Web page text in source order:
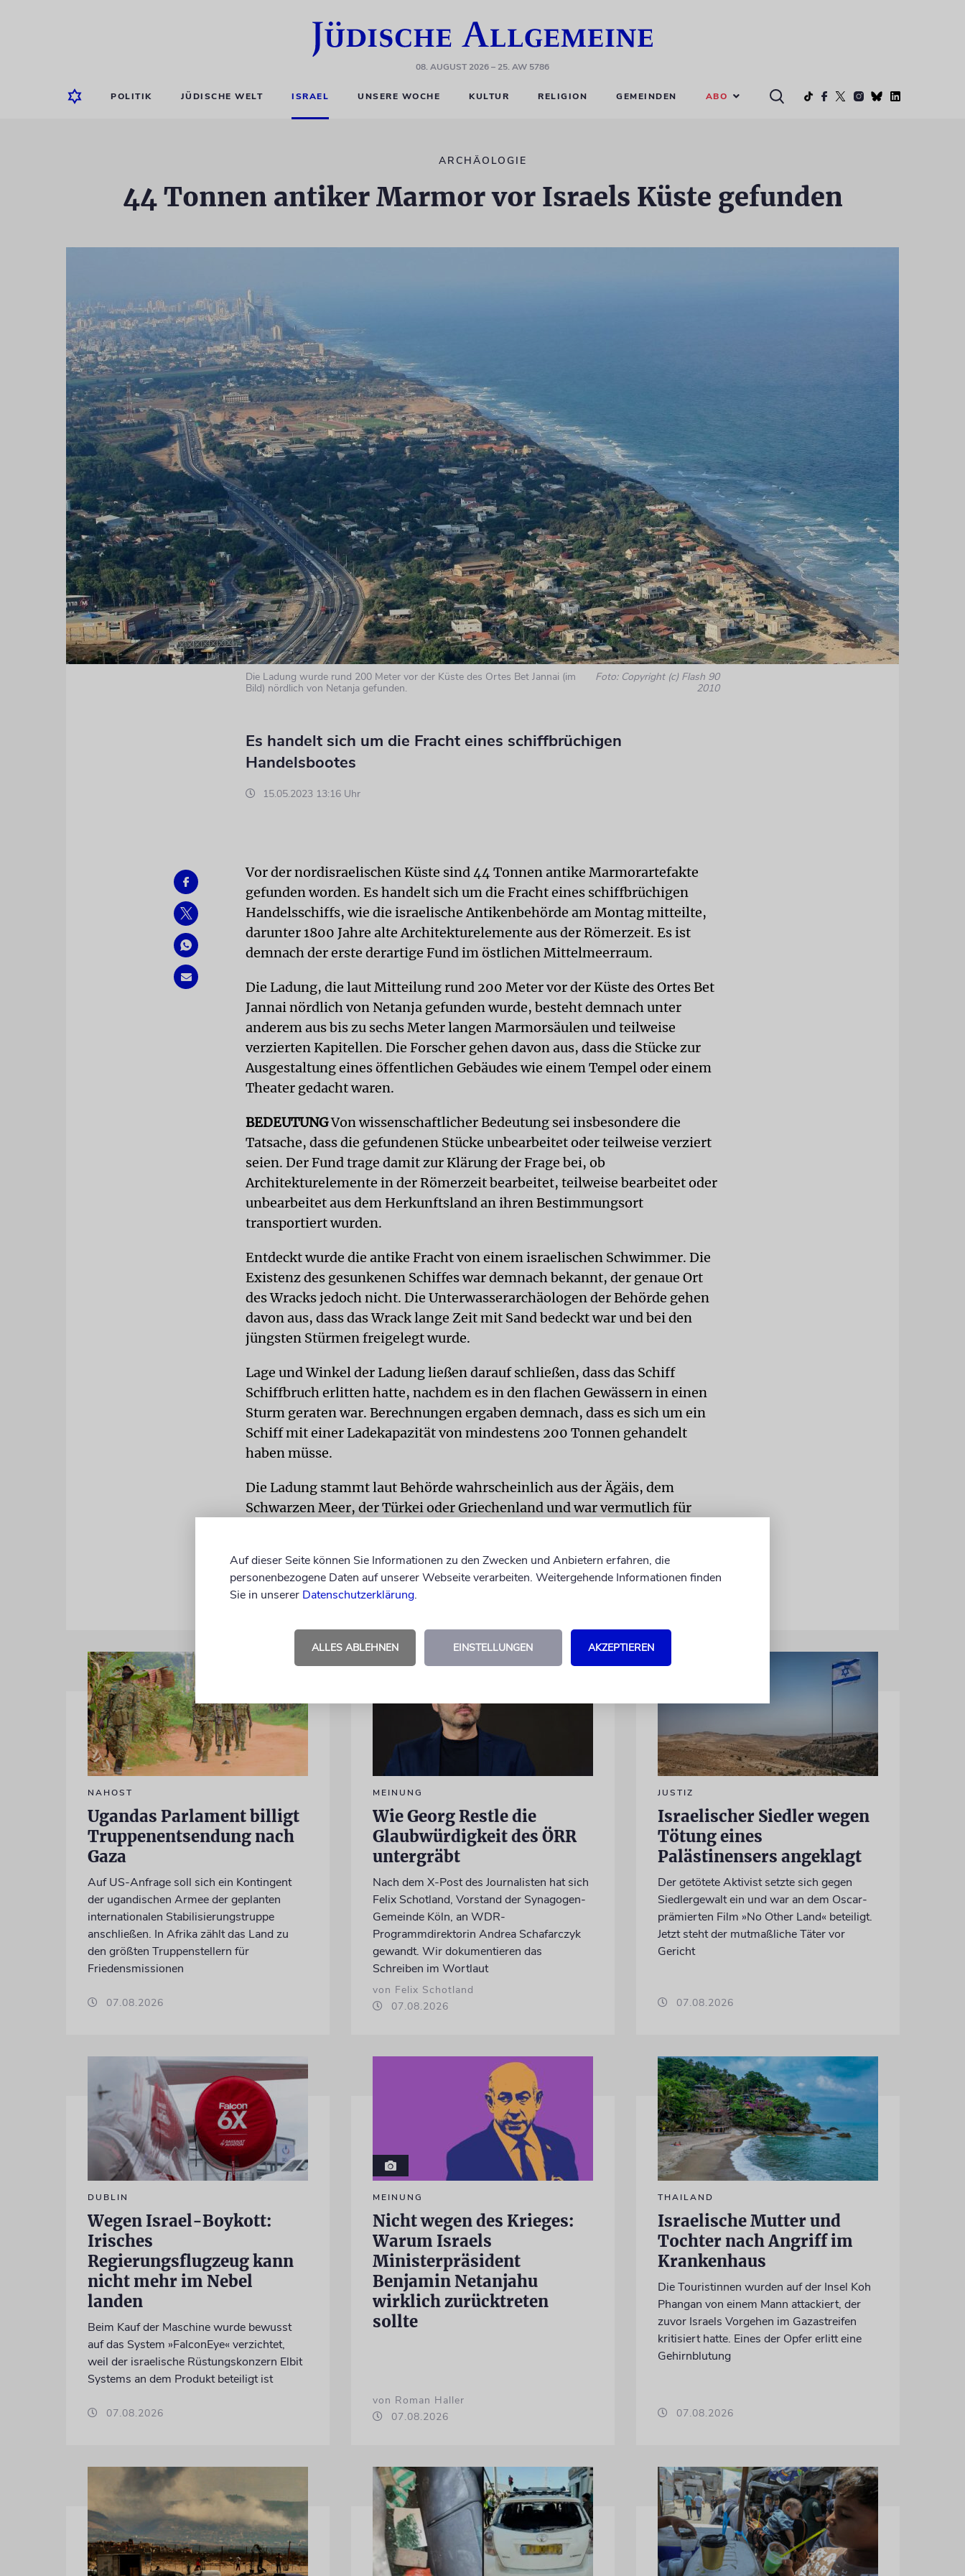
08. AUGUST 2026– 25. AW 5786
POLITIK JÜDISCHE WELT ISRAEL UNSERE WOCHE KULTUR RELIGION GEMEINDEN ABO
ARCHÄOLOGIE
44 Tonnen antiker Marmor vor Israels Küste gefunden
Die Ladung wurde rund 200 Meter vor der Küste des Ortes Bet Jannai (im
Bild) nördlich von Netanja gefunden.
Foto: Copyright (c) Flash 90
2010
Es handelt sich um die Fracht eines schiffbrüchigen
Handelsbootes
15.05.2023 13:16 Uhr
Vor der nordisraelischen Küste sind 44 Tonnen antike Marmorartefakte
gefunden worden. Es handelt sich um die Fracht eines schiffbrüchigen
Handelsschiffs, wie die israelische Antikenbehörde am Montag mitteilte,
darunter 1800 Jahre alte Architekturelemente aus der Römerzeit. Es ist
demnach der erste derartige Fund im östlichen Mittelmeerraum.
Die Ladung, die laut Mitteilung rund 200 Meter vor der Küste des Ortes Bet
Jannai nördlich von Netanja gefunden wurde, besteht demnach unter
anderem aus bis zu sechs Meter langen Marmorsäulen und teilweise
verzierten Kapitellen. Die Forscher gehen davon aus, dass die Stücke zur
Ausgestaltung eines öffentlichen Gebäudes wie einem Tempel oder einem
Theater gedacht waren.
BEDEUTUNGVon wissenschaftlicher Bedeutung sei insbesondere die
Tatsache, dass die gefundenen Stücke unbearbeitet oder teilweise verziert
seien. Der Fund trage damit zur Klärung der Frage bei, ob
Architekturelemente in der Römerzeit bearbeitet, teilweise bearbeitet oder
unbearbeitet aus dem Herkunftsland an ihren Bestimmungsort
transportiert wurden.
Entdeckt wurde die antike Fracht von einem israelischen Schwimmer. Die
Existenz des gesunkenen Schiffes war demnach bekannt, der genaue Ort
des Wracks jedoch nicht. Die Unterwasserarchäologen der Behörde gehen
davon aus, dass das Wrack lange Zeit mit Sand bedeckt war und bei den
jüngsten Stürmen freigelegt wurde.
Lage und Winkel der Ladung ließen darauf schließen, dass das Schiff
Schiffbruch erlitten hatte, nachdem es in den flachen Gewässern in einen
Sturm geraten war. Berechnungen ergaben demnach, dass es sich um ein
Schiff mit einer Ladekapazität von mindestens 200 Tonnen gehandelt
haben müsse.
Die Ladung stammt laut Behörde wahrscheinlich aus der Ägäis, dem
Schwarzen Meer, der Türkei oder Griechenland und war vermutlich für
NAHOST
Ugandas Parlament billigt
Truppenentsendung nach
Gaza
Auf US-Anfrage soll sich ein Kontingent
der ugandischen Armee der geplanten
internationalen Stabilisierungstruppe
anschließen. In Afrika zählt das Land zu
den größten Truppenstellern für
Friedensmissionen
07.08.2026
MEINUNG
Wie Georg Restle die
Glaubwürdigkeit des ÖRR
untergräbt
Nach dem X-Post des Journalisten hat sich
Felix Schotland, Vorstand der Synagogen-
Gemeinde Köln, an WDR-
Programmdirektorin Andrea Schafarczyk
gewandt. Wir dokumentieren das
Schreiben im Wortlaut
von Felix Schotland
07.08.2026
JUSTIZ
Israelischer Siedler wegen
Tötung eines
Palästinensers angeklagt
Der getötete Aktivist setzte sich gegen
Siedlergewalt ein und war an dem Oscar-
prämierten Film »No Other Land« beteiligt.
Jetzt steht der mutmaßliche Täter vor
Gericht
07.08.2026
DUBLIN
Wegen Israel-Boykott:
Irisches
Regierungsflugzeug kann
nicht mehr im Nebel
landen
Beim Kauf der Maschine wurde bewusst
auf das System »FalconEye« verzichtet,
weil der israelische Rüstungskonzern Elbit
Systems an dem Produkt beteiligt ist
07.08.2026
MEINUNG
Nicht wegen des Krieges:
Warum Israels
Ministerpräsident
Benjamin Netanjahu
wirklich zurücktreten
sollte
von Roman Haller
07.08.2026
THAILAND
Israelische Mutter und
Tochter nach Angriff im
Krankenhaus
Die Touristinnen wurden auf der Insel Koh
Phangan von einem Mann attackiert, der
zuvor Israels Vorgehen im Gazastreifen
kritisiert hatte. Eines der Opfer erlitt eine
Gehirnblutung
07.08.2026
Auf dieser Seite können Sie Informationen zu den Zwecken und Anbietern erfahren, die
personenbezogene Daten auf unserer Webseite verarbeiten. Weitergehende Informationen finden
Sie in unserer Datenschutzerklärung.
ALLES ABLEHNEN EINSTELLUNGEN AKZEPTIEREN